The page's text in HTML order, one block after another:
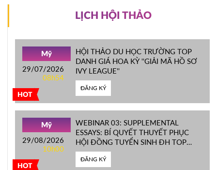
LỊCH HỘI THẢO
HOT
Mỹ
29/07/2026
08h54
HỘI THẢO DU HỌC TRƯỜNG TOP
DANH GIÁ HOA KỲ ''GIẢI MÃ HỒ SƠ
IVY LEAGUE''
ĐĂNG KÝ
HOT
Mỹ
29/08/2026
10h00
WEBINAR 03: SUPPLEMENTAL
ESSAYS: BÍ QUYẾT THUYẾT PHỤC
HỘI ĐỒNG TUYỂN SINH ĐH TOP
ĐẦU MỸ
ĐĂNG KÝ